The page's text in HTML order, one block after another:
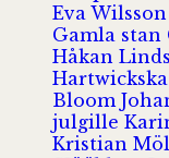
Eva Wilsson
Gamla stan
Håkan
Bloom
julgille
Kristian